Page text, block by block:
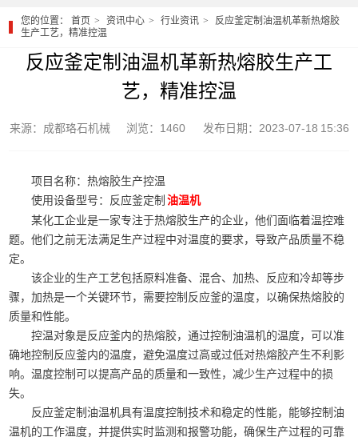
您的位置：首页 资讯中心 行业资讯
反应釜定制油温机革新热熔胶
生产工艺，精准控温
反应釜定制油温机革新热熔胶生产工
艺，精准控温
来源：成都珞石机械 浏览：1460 发布日期：2023-07-18 15:36
项目名称：热熔胶生产控温
使用设备型号：反应釜定制 油温机
某化工企业是一家专注于热熔胶生产的企业，他们面临着温控难
题。他们之前无法满足生产过程中对温度的要求，导致产品质量不稳
定。
该企业的生产工艺包括原料准备、混合、加热、反应和冷却等步
骤，加热是一个关键环节，需要控制反应釜的温度，以确保热熔胶的
质量和性能。
控温对象是反应釜内的热熔胶，通过控制油温机的温度，可以准
确地控制反应釜内的温度，避免温度过高或过低对热熔胶产生不利影
响。温度控制可以提高产品的质量和一致性，减少生产过程中的损
失。
反应釜定制油温机具有温度控制技术和稳定的性能，能够控制油
温机的工作温度，并提供实时监测和报警功能，确保生产过程的可靠